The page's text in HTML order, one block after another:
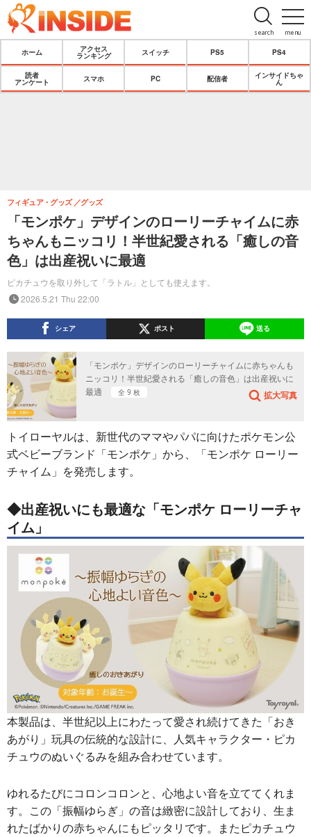
menu
search
ホーム
アクセス
ランキング
スイッチ PS5 PS4
読者
アンケート
スマホ PC 配信者
インサイドちゃ
ん
「モンポケ」デザインのローリーチャイムに赤
ちゃんもニッコリ！半世紀愛される「癒しの音
色」は出産祝いに最適
ピカチュウを取り外して「ラトル」としても使えます。
フィギュア・グッズ グッズ
2026.5.21 Thu 22:00
シェア ポスト 送る
「モンポケ」デザインのローリーチャイムに赤ちゃんも
ニッコリ！半世紀愛される「癒しの音色」は出産祝いに
最適
全 9 枚 拡大写真
トイローヤルは、新世代のママやパパに向けたポケモン公
式ベビーブランド「モンポケ」から、「モンポケ ローリー
チャイム」を発売します。
◆出産祝いにも最適な「モンポケ ローリーチャ
イム」
本製品は、半世紀以上にわたって愛され続けてきた「おき
あがり」玩具の伝統的な設計に、人気キャラクター・ピカ
チュウのぬいぐるみを組み合わせています。
ゆれるたびにコロンコロンと、心地よい音を立ててくれま
す。この「振幅ゆらぎ」の音は緻密に設計しており、生ま
れたばかりの赤ちゃんにもピッタリです。またピカチュウ